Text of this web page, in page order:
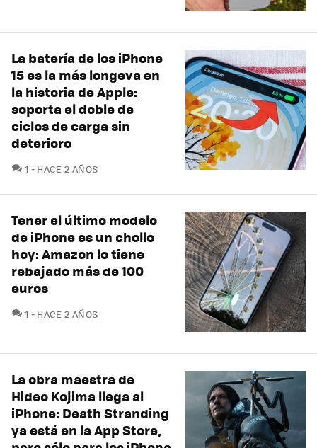
La batería de los iPhone
15 es la más longeva en
la historia de Apple:
soporta el doble de
ciclos de carga sin
deterioro
1 COMENTARIOS
HACE 2 AÑOS
Tener el último modelo
de iPhone es un chollo
hoy: Amazon lo tiene
rebajado más de 100
euros
1 COMENTARIOS
HACE 2 AÑOS
La obra maestra de
Hideo Kojima llega al
iPhone: Death Stranding
ya está en la App Store,